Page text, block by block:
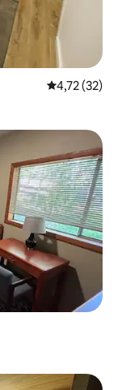
Gemiddelde
4,72 (32)